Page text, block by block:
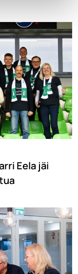
Eela jäi